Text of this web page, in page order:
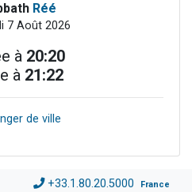
Réé
7 Août 2026
à 20:20
à 21:22
de ville
+33.1.80.20.5000 France